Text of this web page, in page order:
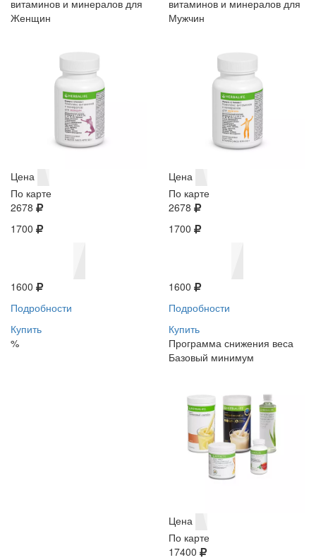
витаминов и минералов для
Женщин
Цена
По карте
2678
1700
1600
Подробности
Купить
%
витаминов и минералов для
Мужчин
Цена
По карте
2678
1700
1600
Подробности
Купить
Программа снижения веса
Базовый минимум
Цена
По карте
17400